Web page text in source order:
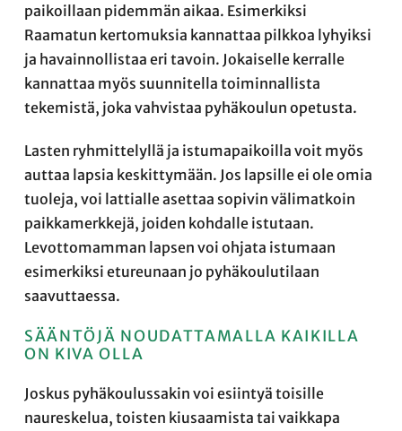
paikoillaan pidemmän aikaa. Esimerkiksi
Raamatun kertomuksia kannattaa pilkkoa lyhyiksi
ja havainnollistaa eri tavoin. Jokaiselle kerralle
kannattaa myös suunnitella toiminnallista
tekemistä, joka vahvistaa pyhäkoulun opetusta.
Lasten ryhmittelyllä ja istumapaikoilla voit myös
auttaa lapsia keskittymään. Jos lapsille ei ole omia
tuoleja, voi lattialle asettaa sopivin välimatkoin
paikkamerkkejä, joiden kohdalle istutaan.
Levottomamman lapsen voi ohjata istumaan
esimerkiksi etureunaan jo pyhäkoulutilaan
saavuttaessa.
SÄÄNTÖJÄ NOUDATTAMALLA KAIKILLA
ON KIVA OLLA
Joskus pyhäkoulussakin voi esiintyä toisille
naureskelua, toisten kiusaamista tai vaikkapa